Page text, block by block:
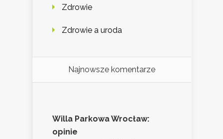
Zdrowie
Zdrowie a uroda
Najnowsze komentarze
Willa Parkowa Wrocław:
opinie